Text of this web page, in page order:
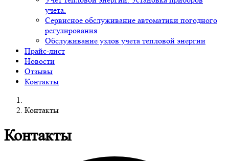
учета.
Сервисное обслуживание автоматики погодного
регулирования
Обслуживание узлов учета тепловой энергии
Прайс-лист
Новости
Отзывы
Контакты
Контакты
Контакты